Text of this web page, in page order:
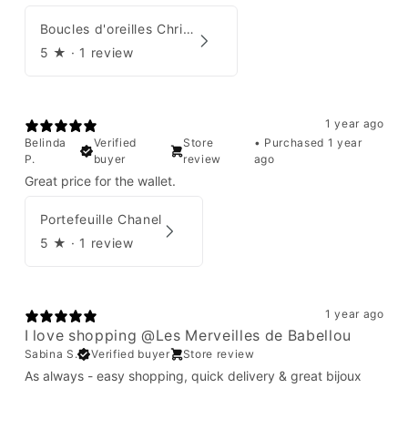
Boucles d'oreilles Christian Dior
5 ★ · 1 review
1 year ago
Belinda
P.
Verified
buyer
Store
review
• Purchased 1 year
ago
Great price for the wallet.
Portefeuille Chanel
5 ★ · 1 review
1 year ago
I love shopping @Les Merveilles de Babellou
Sabina S. Verified buyer Store review
As always - easy shopping, quick delivery & great bijoux